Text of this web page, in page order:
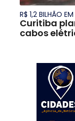
R$ 1,2 BILHÃO
Curitiba
cabos